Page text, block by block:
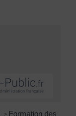
> Formation des